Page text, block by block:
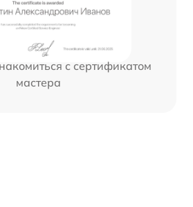
с сертификатом
мастера